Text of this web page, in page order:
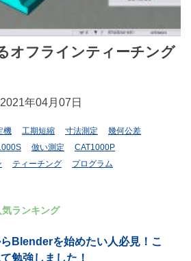
オフラインティーチング
2021年04月07日
機 工期短縮 寸法測定
幾何公差
倣い測定
CAT1000P
ティーチング プログラム
気ランキング
Blenderを始めたい人必見！こ
勉強しました！